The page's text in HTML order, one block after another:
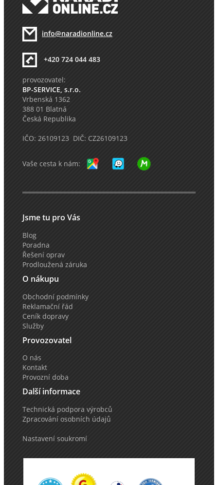
info@naradionline.cz
+420 724 044 483
provozovatel:
BP-SERVICE, s.r.o.
Vrbenská 1362
388 01 Blatná
Česká Republika
IČO: 26109123 DIČ: CZ26109123
Vaše cesta k nám:
Jsme tu pro Vás
Blog
Poradna
Řešení oprav
Prodloužená záruka
O nákupu
Obchodní podmínky
Reklamační řád
Ceník dopravy
Služby
Provozovatel
O nás
Kontakt
Provozní doba
Další informace
Technická podpora výrobců
Zpracování osobních údajů
Nastavení soukromí